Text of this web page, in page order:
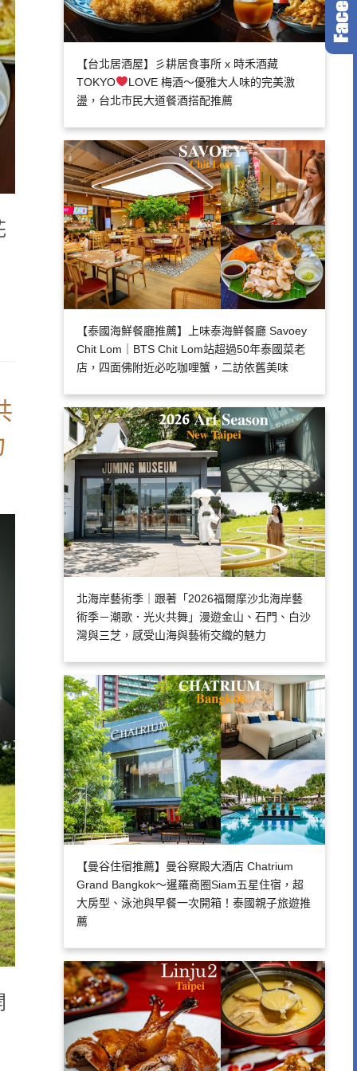
【台北居酒屋】彡耕居食事所 x 時禾酒藏
TOKYO
LOVE 梅酒～優雅大人味的完美激
盪，台北市民大道餐酒搭配推薦
【泰國海鮮餐廳推薦】上味泰海鮮餐廳 Savoey
Chit Lom｜BTS Chit Lom站超過50年泰國菜老
店，四面佛附近必吃咖哩蟹，二訪依舊美味
北海岸藝術季｜跟著「2026福爾摩沙北海岸藝
術季－潮歌．光火共舞」漫遊金山、石門、白沙
灣與三芝，感受山海與藝術交織的魅力
【曼谷住宿推薦】曼谷察殿大酒店 Chatrium
Grand Bangkok～暹羅商圈Siam五星住宿，超
大房型、泳池與早餐一次開箱！泰國親子旅遊推
薦